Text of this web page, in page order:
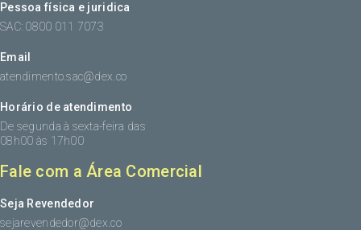
Pessoa física e juridica
SAC: 0800 011 7073
Email
atendimento.sac@dex.co
Horário de atendimento
De segunda à sexta-feira das
08h00 às 17h00
Fale com a Área Comercial
Seja Revendedor
sejarevendedor@dex.co